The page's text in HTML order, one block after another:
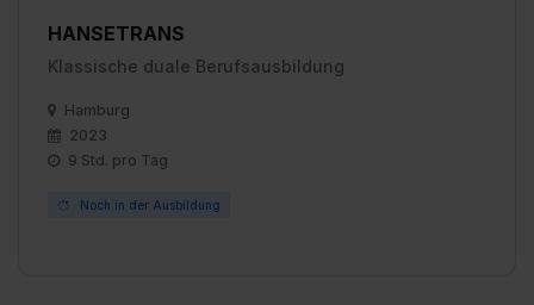
HANSETRANS
Klassische duale Berufsausbildung
Hamburg
2023
9 Std. pro Tag
Noch in der Ausbildung